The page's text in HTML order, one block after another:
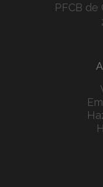
PFCB